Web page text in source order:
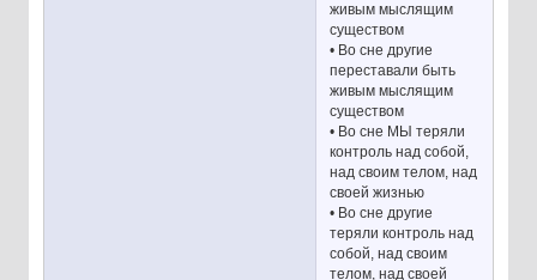
живым мыслящим
существом
• Во сне другие
переставали быть
живым мыслящим
существом
• Во сне МЫ теряли
контроль над собой,
над своим телом, над
своей жизнью
• Во сне другие
теряли контроль над
собой, над своим
телом, над своей